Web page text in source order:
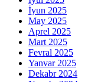
İyun 2025
May 2025
Aprel 2025
Mart 2025
Fevral 2025
Yanvar 2025
Dekabr 2024